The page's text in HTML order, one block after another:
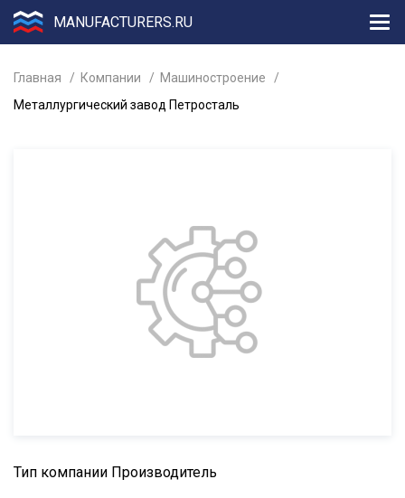
MANUFACTURERS.RU
Главная Компании
Машиностроение
Металлургический завод Петросталь
Тип компании Производитель